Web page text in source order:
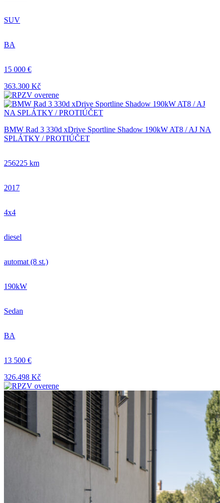
SUV
BA
15 000 €
363.300 Kč
BMW Rad 3 330d xDrive Sportline Shadow 190kW AT8 / AJ NA
SPLÁTKY / PROTIÚČET
256225 km
2017
4x4
diesel
automat (8 st.)
190kW
Sedan
BA
13 500 €
326.498 Kč